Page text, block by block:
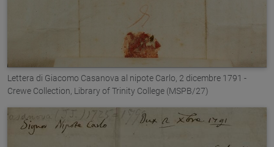
Lettera di Giacomo Casanova al nipote Carlo, 2 dicembre 1791 -
Crewe Collection, Library of Trinity College (MSPB/27)